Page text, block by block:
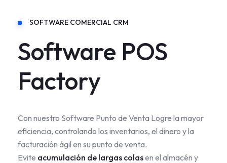
SOFTWARE COMERCIAL CRM
Software POS
Factory
Con nuestro Software Punto de Venta Logre la mayor
eficiencia, controlando los inventarios, el dinero y la
facturación ágil en su punto de venta.
Evite acumulación de largas colasen el almacén y